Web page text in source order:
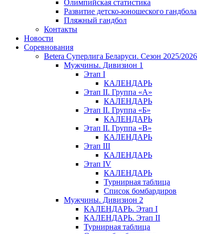
Олимпийская статистика
Развитие детско-юношеского гандбола
Пляжный гандбол
Контакты
Новости
Соревнования
Betera Суперлига Беларуси. Сезон 2025/2026
Мужчины. Дивизион 1
Этап I
КАЛЕНДАРЬ
Этап II. Группа «А»
КАЛЕНДАРЬ
Этап II. Группа «Б»
КАЛЕНДАРЬ
Этап II. Группа «В»
КАЛЕНДАРЬ
Этап III
КАЛЕНДАРЬ
Этап IV
КАЛЕНДАРЬ
Турнирная таблица
Список бомбардиров
Мужчины. Дивизион 2
КАЛЕНДАРЬ. Этап I
КАЛЕНДАРЬ. Этап II
Турнирная таблица